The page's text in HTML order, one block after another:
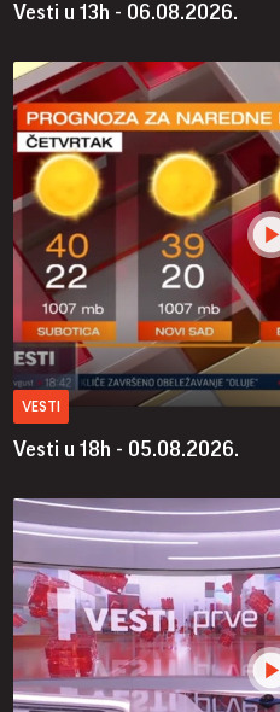
Vesti u 13h - 06.08.2026.
VESTI
Vesti u 18h - 05.08.2026.